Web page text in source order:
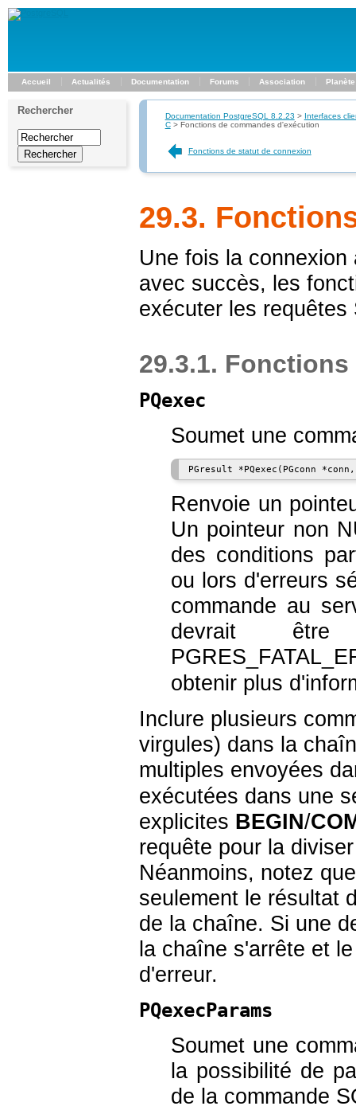
Accueil Actualités Documentation Forums Association Planète
Rechercher Documentation PostgreSQL 8.2.23 > Interfaces
C> Fonctions de commandes d'exécution
Fonctions de statut de connexion
29.3.
Une fois la
avec succès, les
exécuter les
29.3.1.
PQexec
Soumet une
Renvoie un
Un pointeur non
des conditions
ou lors d'erreurs
commande au
devrait
obtenir plus
Inclure plusieurs
virgules) dans la
multiples envoyées
exécutées dans une
explicites BEGIN/
requête pour la
Néanmoins, notez
seulement le résultat
de la chaîne. Si une
la chaîne s'arrête et
d'erreur.
PQexecParams
Soumet une
la possibilité de
de la commande